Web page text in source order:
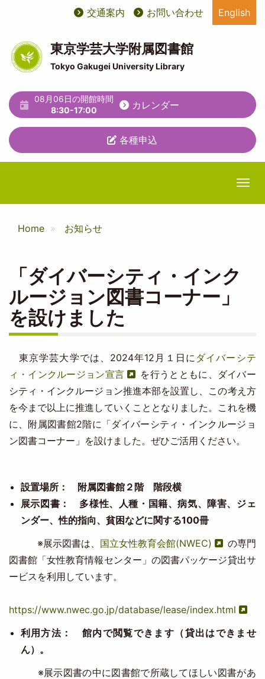
ツ
に
動
User
account
menu
ユ
ー
テ
ィ
リ
テ
ィ
メ
ュ
ー
交通案内 お問い合わせ English
東京学芸大学附属図書館
Tokyo Gakugei University Library
08月06日の開館時間
8:30-17:00
カレンダー
各種申込
Home お知らせ
「ダイバーシティ・インク
ルージョン図書コーナー」
を設けました
東京学芸大学では、2024年12月１日に ダイバーシテ
ィ・インクルージョン宣言
を行うとともに、ダイバー
シティ・インクルージョン推進本部を設置し、この考え方
を今まで以上に推進していくこととなりました。これを機
に、附属図書館2階に「ダイバーシティ・インクルージョ
ン図書コーナー」を設けました。ぜひご活用ください。
設置場所： 附属図書館２階 階段横
展示図書： 多様性、人種・国籍、病気、障害、ジェ
ンダー、性的指向、貧困などに関する100冊
※展示図書は、 国立女性教育会館(NWEC)
の専門
図書館「女性教育情報センター」の図書パッケージ貸出サ
ービスを利用しています。
https://www.nwec.go.jp/database/lease/index.html
利用方法： 館内で閲覧できます（貸出はできませ
ん）。
※展示図書の中に図書館で所蔵してほしい図書があ